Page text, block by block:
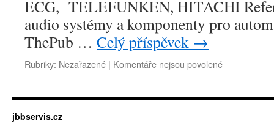
ECG, TELEFUNKEN, HITACHI
audio systémy a komponenty pro
ThePub … Celý příspěvek →
Rubriky: Nezařazené | Komentáře nejsou povolenéu
názvem
jbbservis.cz